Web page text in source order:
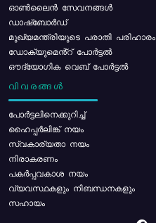
ഓൺലൈൻ സേവനങ്ങൾ
ഡാഷ്ബോർഡ്
മുഖ്യമന്ത്രിയുടെ പരാതി പരിഹാരം
ഡോക്യുമെൻ്റ് പോർട്ടൽ
ഔദ്യോഗിക വെബ് പോർട്ടൽ
വിവരങ്ങൾ
പോര്‍ട്ടലിനെക്കുറിച്ച്
ഹൈപ്പർലിങ്ക് നയം
സ്വകാര്യതാ നയം
നിരാകരണം
പകർപ്പവകാശ നയം
വ്യവസ്ഥകളും നിബന്ധനകളും
സഹായം